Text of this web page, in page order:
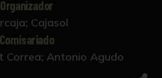
Organizador
Cajasol
Comisariado
Correa; Antonio Agudo